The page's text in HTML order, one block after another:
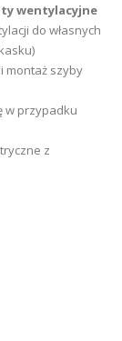
wentylacyjne
do własnych
montaż szyby
w przypadku
z